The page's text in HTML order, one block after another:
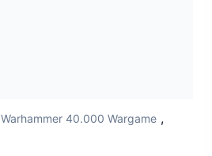
Warhammer 40.000 Wargame ,